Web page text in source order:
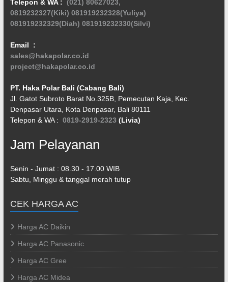
Telepon & WA : (021) 80627023,
0819232327(Kiki) 081919232328(Yuliya)
081919232329(Diah) 081919232330(Silvi)
Email :
sales@hakapolar.co.id
project@hakapolar.co.id
PT. Haka Polar Bali (Cabang Bali)
Jl. Gatot Subroto Barat No.325B, Pemecutan Kaja, Kec.
Denpasar Utara, Kota Denpasar, Bali 80111
Telepon & WA : 0819-2919-2323 (Livia)
Jam Pelayanan
Senin - Jumat : 08.30 - 17.00 WIB
Sabtu, Minggu & tanggal merah tutup
CEK HARGA AC
Harga AC Daikin
Harga AC Panasonic
Harga AC Gree
Harga AC Midea